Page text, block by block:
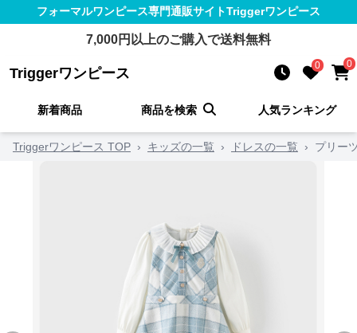
フォーマルワンピース専門通販サイトTriggerワンピース
7,000円以上のご購入で送料無料
Triggerワンピース 0 0
新着商品 商品を検索 人気ランキング
Triggerワンピース TOP › キッズの一覧 › ドレスの一覧 › プリー